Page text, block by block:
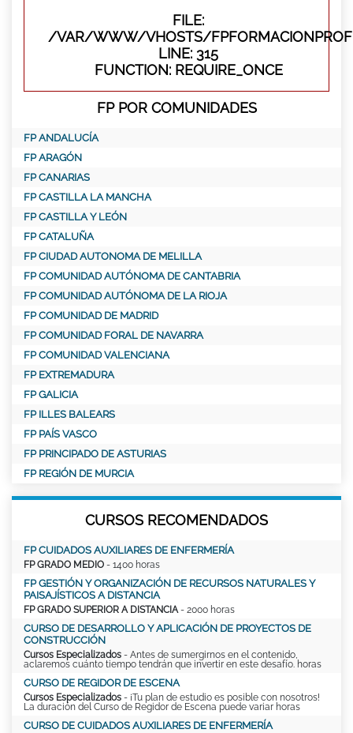
FILE:
/VAR/WWW/VHOSTS/
LINE: 315
FUNCTION: REQUIRE_ONCE
FP POR COMUNIDADES
FP ANDALUCÍA
FP ARAGÓN
FP CANARIAS
FP CASTILLA LA MANCHA
FP CASTILLA Y LEÓN
FP CATALUÑA
FP CIUDAD AUTONOMA DE MELILLA
FP COMUNIDAD AUTÓNOMA DE CANTABRIA
FP COMUNIDAD AUTÓNOMA DE LA RIOJA
FP COMUNIDAD DE MADRID
FP COMUNIDAD FORAL DE NAVARRA
FP COMUNIDAD VALENCIANA
FP EXTREMADURA
FP GALICIA
FP ILLES BALEARS
FP PAÍS VASCO
FP PRINCIPADO DE ASTURIAS
FP REGIÓN DE MURCIA
CURSOS RECOMENDADOS
FP CUIDADOS AUXILIARES DE ENFERMERÍA
FP GRADO MEDIO - 1400 horas
FP GESTIÓN Y ORGANIZACIÓN DE RECURSOS NATURALES Y
PAISAJÍSTICOS A DISTANCIA
FP GRADO SUPERIOR A DISTANCIA - 2000 horas
CURSO DE DESARROLLO Y APLICACIÓN DE PROYECTOS DE
CONSTRUCCIÓN
Cursos Especializados - Antes de sumergirnos en el contenido,
aclaremos cuánto tiempo tendrán que invertir en este desafío. horas
CURSO DE REGIDOR DE ESCENA
Cursos Especializados - ¡Tu plan de estudio es posible con nosotros!
La duración del Curso de Regidor de Escena puede variar horas
CURSO DE CUIDADOS AUXILIARES DE ENFERMERÍA